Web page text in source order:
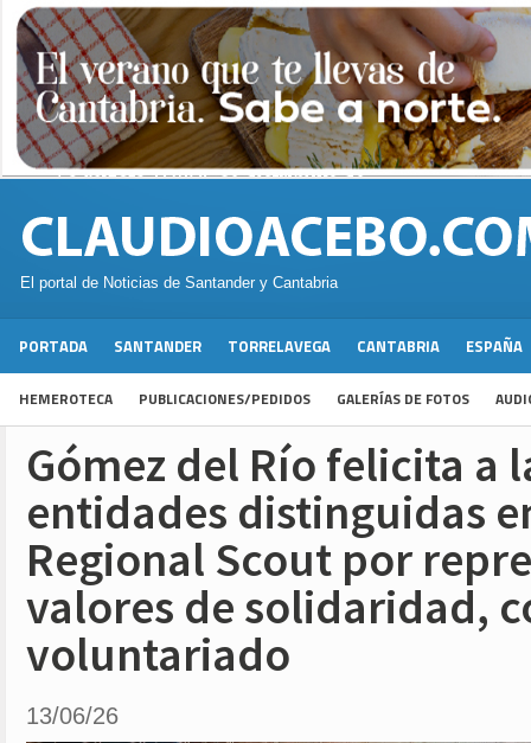
El portal de Noticias de Santander y Cantabria
PORTADA SANTANDER TORRELAVEGA CANTABRIA ESPAÑA
HEMEROTECA PUBLICACIONES/PEDIDOS GALERÍAS DE FOTOS
Gómez del Río felicita a
entidades distinguidas
Regional Scout por
valores de solidaridad,
voluntariado
13/06/26